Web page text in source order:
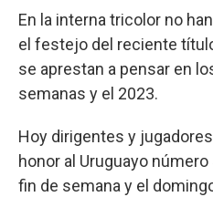
En la interna tricolor no
el festejo del reciente
se aprestan a pensar en
semanas y el 2023.
Hoy dirigentes y
honor al Uruguayo
fin de semana y el